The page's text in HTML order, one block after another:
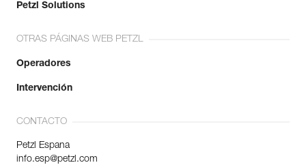
Petzl Solutions
OTRAS PÁGINAS WEB PETZL
Operadores
Intervención
CONTACTO
Petzl Espana
info.esp@petzl.com